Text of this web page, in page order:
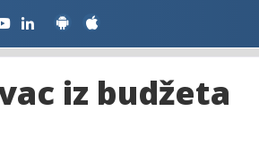
iz budžeta